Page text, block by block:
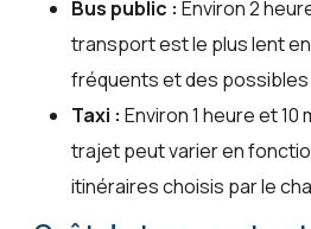
Bus public : Environ 2
transport est le plus lent
fréquents et des
Taxi : Environ 1 heure et
trajet peut varier en
itinéraires choisis par le